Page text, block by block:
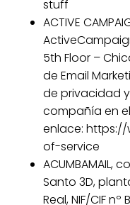
stuff
ACTIVE
5th Floor –
de Email
de privacidad
compañía en
enlace:
of-service
ACUMBAMAIL,
Santo 3D,
Real, NIF/CIF